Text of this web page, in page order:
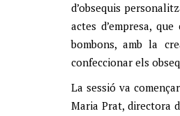
d’obsequis
actes d’empresa,
bombons, amb la
confeccionar els
La sessió va
Maria Prat, directora